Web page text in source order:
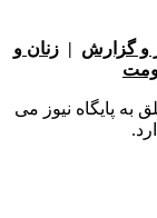
| زنان و
نیوز می